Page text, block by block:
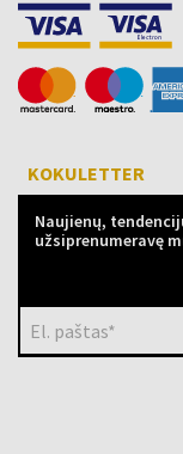
KOKULETTER
Naujienų,
užsiprenumeravę
El. paštas*